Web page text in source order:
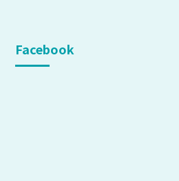
Facebook